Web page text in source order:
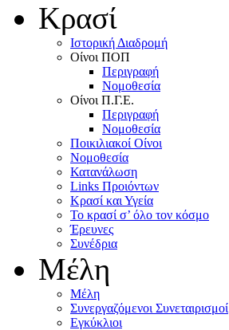
Κρασί
Iστορική Διαδρομή
Oίνοι ΠOΠ
Περιγραφή
Nομοθεσία
Oίνοι Π.Γ.E.
Περιγραφή
Νομοθεσία
Ποικιλιακοί Oίνοι
Nομοθεσία
Κατανάλωση
Links Προιόντων
Κρασί και Υγεία
To κρασί σ’ όλο τον κόσμο
Έρευνες
Συνέδρια
Μέλη
Mέλη
Συνεργαζόμενοι Συνεταιρισμοί
Εγκύκλιοι